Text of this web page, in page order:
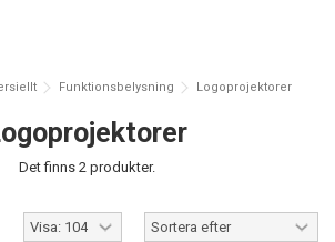
Funktionsbelysning Logoprojektorer
Det finns 2 produkter.